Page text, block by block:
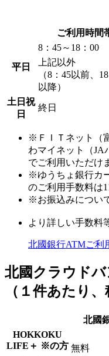
ご利用時間
平日
8：45～18：00
上記以外
（8：45以前、
以降）
土日祝
日
終日
※ＦＩＴネット（
わマイネット（JA
でご利用いただけ
※ゆうちょ銀行カ
のご利用手数料は
※お振込みについ
より詳しい手数料
北國銀行ATMご利
北國クラウド
（１件あたり、
北國
HOKKOKU
LIFE＋ ※の方 無料